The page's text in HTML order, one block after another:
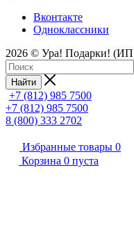
Вконтакте
Одноклассники
2026 © Ура! Подарки!
Найти
+7 (812) 985 7500
+7 (812) 985 7500
8 (800) 333 2702
Избранные товары 0
Корзина 0 пуста